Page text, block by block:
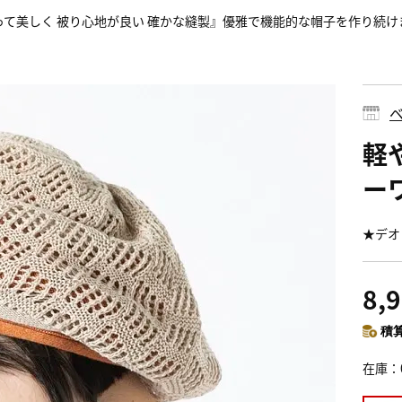
て美しく 被り心地が良い 確かな縫製』優雅で機能的な帽子を作り続け
軽
ー
★デオ
積
在庫